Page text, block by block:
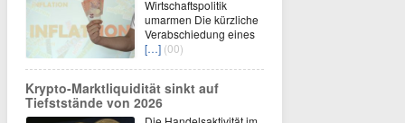
Wirtschaftspolitik
umarmen Die kürzliche
Verabschiedung eines
[…] (00)
Krypto-Marktliquidität sinkt auf
Tiefststände von 2026